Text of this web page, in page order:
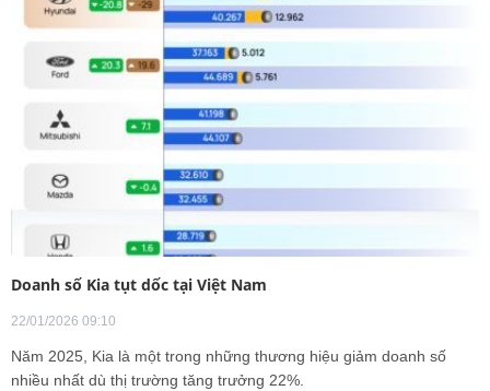
Doanh số Kia tụt dốc tại Việt Nam
22/01/2026 09:10
Năm 2025, Kia là một trong những thương hiệu giảm doanh số
nhiều nhất dù thị trường tăng trưởng 22%.